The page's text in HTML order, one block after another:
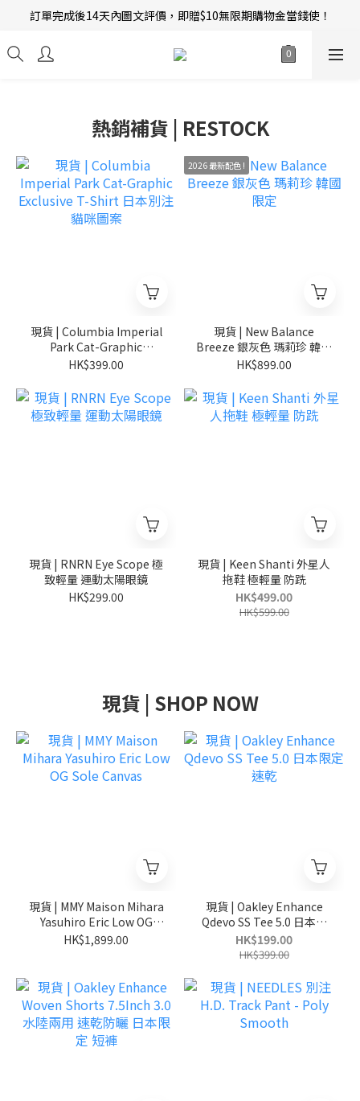
新會員招募中 | 即送 $12 購物金當錢使！
訂單完成後14天內圖文評價，即贈$10無限期購物金當錢使！
新會員招募中 | 即送 $12 購物金當錢使！
熱銷補貨 | RESTOCK
現貨 | Columbia Imperial
Park Cat-Graphic
Exclusive T-Shirt 日本別
HK$399.00
2026 最新配色 !
現貨 | New Balance
Breeze 銀灰色 瑪莉珍 韓國
限定
HK$899.00
現貨 | RNRN Eye Scope 極
致輕量 運動太陽眼鏡
HK$299.00
現貨 | Keen Shanti 外星人
拖鞋 極輕量 防跣
HK$499.00
HK$599.00
現貨 | SHOP NOW
現貨 | MMY Maison Mihara
Yasuhiro Eric Low OG
Sole Canvas
HK$1,899.00
現貨 | Oakley Enhance
Qdevo SS Tee 5.0 日本限
定 速乾
HK$199.00
HK$399.00